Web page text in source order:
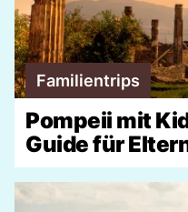
Familientrips
Pompeii mit
Guide für